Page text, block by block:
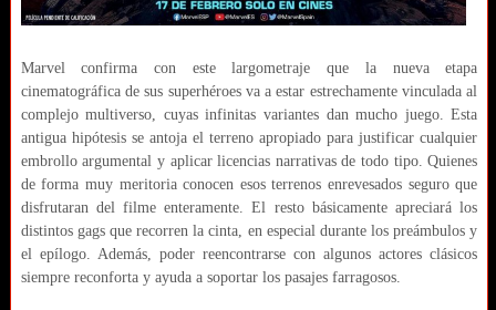
Marvel confirma con este largometraje que la nueva etapa
cinematográfica de sus superhéroes va a estar estrechamente vinculada al
complejo multiverso, cuyas infinitas variantes dan mucho juego. Esta
antigua hipótesis se antoja el terreno apropiado para justificar cualquier
embrollo argumental y aplicar licencias narrativas de todo tipo. Quienes
de forma muy meritoria conocen esos terrenos enrevesados seguro que
disfrutaran del filme enteramente. El resto básicamente apreciará los
distintos gags que recorren la cinta, en especial durante los preámbulos y
el epílogo. Además, poder reencontrarse con algunos actores clásicos
siempre reconforta y ayuda a soportar los pasajes farragosos.